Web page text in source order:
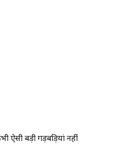
ऐसी बड़ी गड़बड़ियां नहीं